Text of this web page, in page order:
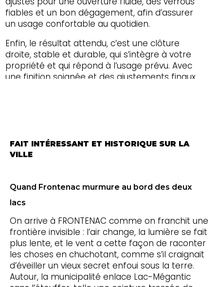
fiables et un bon dégagement, afin d’assurer
un usage confortable au quotidien.
Enfin, le résultat attendu, c’est une clôture
droite, stable et durable, qui s’intègre à votre
propriété et qui répond à l’usage prévu. Avec
une finition soignée et des ajustements finaux,
FAIT INTÉRESSANT ET HISTORIQUE SUR LA
VILLE
Quand Frontenac murmure au bord des deux
lacs
On arrive à FRONTENAC comme on franchit une
frontière invisible : l’air change, la lumière se fait
plus lente, et le vent a cette façon de raconter
les choses en chuchotant, comme s’il craignait
d’éveiller un vieux secret enfoui sous la terre.
Autour, la municipalité enlace Lac-Mégantic